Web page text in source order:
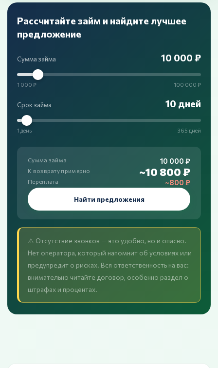
Рассчитайте займ и найдите лучшее
предложение
Сумма займа 10 000 ₽
1 000 ₽ 100 000 ₽
Срок займа 10 дней
1 день 365 дней
Сумма займа 10 000 ₽
К возврату примерно ~10 800 ₽
Переплата ~800 ₽
Найти предложения
⚠️ Отсутствие звонков — это удобно, но и опасно.
Нет оператора, который напомнит об условиях или
предупредит о рисках. Вся ответственность на вас:
внимательно читайте договор, особенно раздел о
штрафах и процентах.